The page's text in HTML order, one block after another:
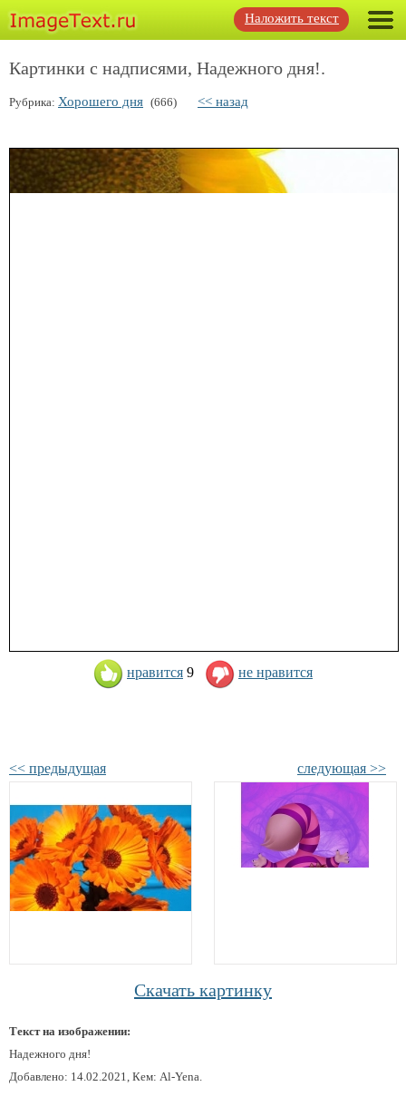
Наложить текст
Картинки с надписями, Надежного дня!.
Рубрика: Хорошего дня (666) << назад
нравится 9 не нравится
<< предыдущая следующая >>
Скачать картинку
Текст на изображении:
Надежного дня!
Добавлено: 14.02.2021, Кем: Al-Yena.